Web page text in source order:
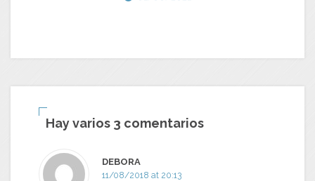
Hay varios 3 comentarios
DEBORA
11/08/2018 at 20:13